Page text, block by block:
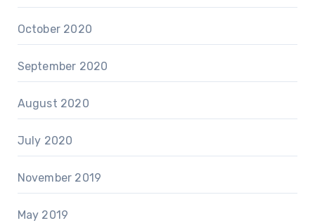
October 2020
September 2020
August 2020
July 2020
November 2019
May 2019